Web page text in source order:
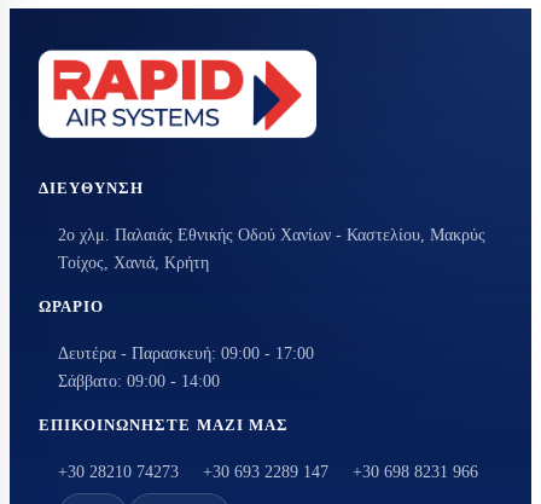
ΔΙΕΎΘΥΝΣΗ
2ο χλμ. Παλαιάς Εθνικής Οδού Χανίων - Καστελίου, Μακρύς
Τοίχος, Χανιά, Κρήτη
ΩΡΆΡΙΟ
Δευτέρα - Παρασκευή: 09:00 - 17:00
Σάββατο: 09:00 - 14:00
ΕΠΙΚΟΙΝΩΝΉΣΤΕ ΜΑΖΊ ΜΑΣ
+30 28210 74273 +30 693 2289 147 +30 698 8231 966